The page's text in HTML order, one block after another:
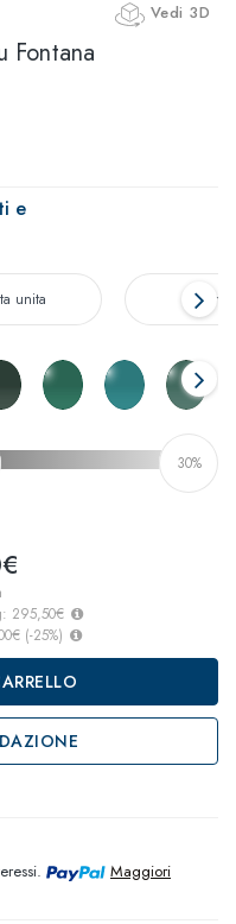
Vedi 3D
Fontana
e
unita
30%
295,50€
(-25%)
Maggiori